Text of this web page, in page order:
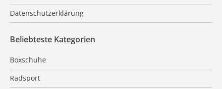
Datenschutzerklärung
Beliebteste Kategorien
Boxschuhe
Radsport